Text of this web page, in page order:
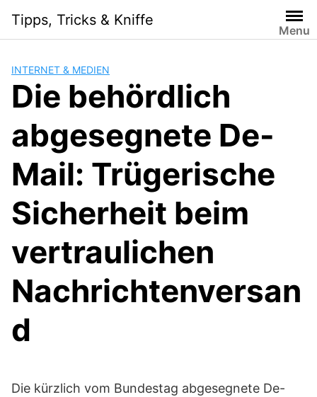
content
Tipps, Tricks & Kniffe
Menu
INTERNET & MEDIEN
Die behördlich
abgesegnete De-
Mail: Trügerische
Sicherheit beim
vertraulichen
Nachrichtenversan
d
Die kürzlich vom Bundestag abgesegnete De-